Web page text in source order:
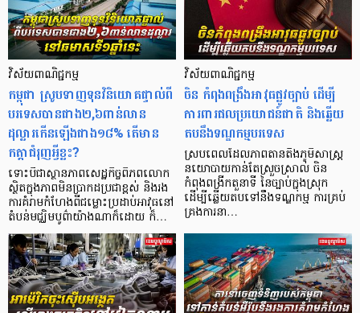
វិស័យពាណិជ្ជកម្ម
កម្ពុជា ស្រូបទាញទុនវិនិយោគផ្ទាល់ពី
បរទេសបានជាង២,៦ពាន់លាន
ដុល្លារកើនឡើងជាង១៨%​ តើមាន
កត្តាជំរុញអ្វីខ្លះ?
ទោះបីជាស្ថានភាពសេដ្ឋកិច្ចពិភពលោក
ស្ថិតក្នុងភាពមិនប្រាកដប្រជាខ្ពស់ និងរង
ការគំរាមកំហែងពីជម្លោះប្រដាប់អាវុធនៅ
តំបន់មជ្ឈិមបូព៌ាយ៉ាងណាក៏ដោយ ក៏…
វិស័យពាណិជ្ជកម្ម
ចិន កំពុងពង្រឹងអាវុធផ្លូវច្បាប់ ដើម្បី
ការពារផលប្រយោជន៍ជាតិ និងឆ្លើយ
តបនឹងទណ្ឌកម្មបរទេស
ស្របពេលដែលភាពតានតឹងភូមិសាស្ត្រ
នយោបាយកាន់តែស្រួចស្រាល់ ចិន
កំពុងពង្រីកតួនាទី នៃច្បាប់ក្នុងស្រុក
ដើម្បីឆ្លើយតបទៅនឹងទណ្ឌកម្ម ការគ្រប់
គ្រងការនា…